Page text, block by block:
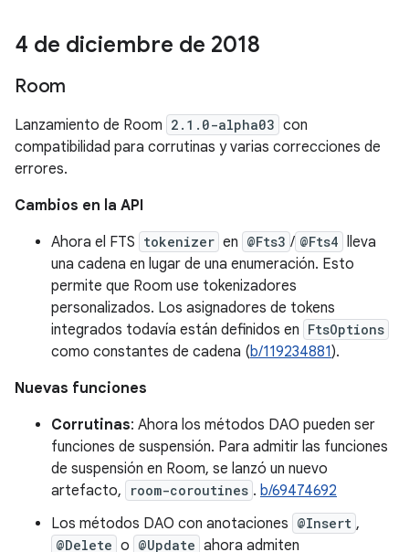
4 de diciembre de 2018
Room
Lanzamiento de Room 2.1.0-alpha03 con
compatibilidad para corrutinas y varias correcciones de
errores.
Cambios en la API
Ahora el FTS tokenizer en @Fts3 / @Fts4 lleva
una cadena en lugar de una enumeración. Esto
permite que Room use tokenizadores
personalizados. Los asignadores de tokens
integrados todavía están definidos en FtsOptions
como constantes de cadena (b/119234881).
Nuevas funciones
Corrutinas: Ahora los métodos DAO pueden ser
funciones de suspensión. Para admitir las funciones
de suspensión en Room, se lanzó un nuevo
artefacto,
room-coroutines . b/69474692
Los métodos DAO con anotaciones @Insert ,
@Delete o @Update ahora admiten